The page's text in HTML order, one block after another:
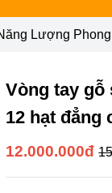
Lượng
Vòng tay gỗ
12 hạt đẳng
12.000.000đ